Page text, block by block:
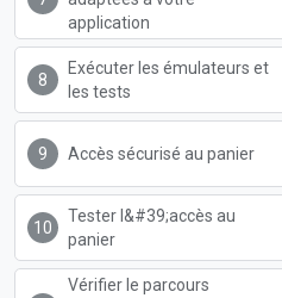
application
Exécuter les émulateurs et
les tests
Accès sécurisé au panier
Tester l&#39;accès au
panier
Vérifier le parcours